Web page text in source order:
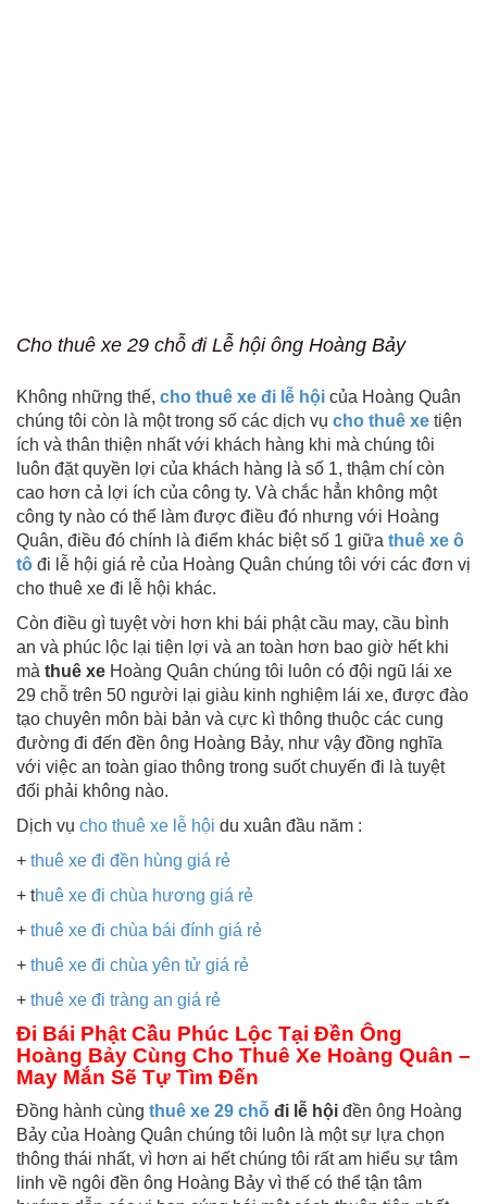
Cho thuê xe 29 chỗ đi Lễ hội ông Hoàng Bảy
Không những thế, cho thuê xe đi lễ hội của Hoàng Quân
chúng tôi còn là một trong số các dịch vụ cho thuê xe tiện
ích và thân thiện nhất với khách hàng khi mà chúng tôi
luôn đặt quyền lợi của khách hàng là số 1, thậm chí còn
cao hơn cả lợi ích của công ty. Và chắc hẳn không một
công ty nào có thể làm được điều đó nhưng với Hoàng
Quân, điều đó chính là điểm khác biệt số 1 giữa thuê xe ô
tô đi lễ hội giá rẻ của Hoàng Quân chúng tôi với các đơn vị
cho thuê xe đi lễ hội khác.
Còn điều gì tuyệt vời hơn khi bái phật cầu may, cầu bình
an và phúc lộc lại tiện lợi và an toàn hơn bao giờ hết khi
mà thuê xe Hoàng Quân chúng tôi luôn có đội ngũ lái xe
29 chỗ trên 50 người lại giàu kinh nghiệm lái xe, được đào
tạo chuyên môn bài bản và cực kì thông thuộc các cung
đường đi đến đền ông Hoàng Bảy, như vậy đồng nghĩa
với việc an toàn giao thông trong suốt chuyến đi là tuyệt
đối phải không nào.
Dịch vụ cho thuê xe lễ hội du xuân đầu năm :
+ thuê xe đi đền hùng giá rẻ
+ thuê xe đi chùa hương giá rẻ
+ thuê xe đi chùa bái đính giá rẻ
+ thuê xe đi chùa yên tử giá rẻ
+ thuê xe đi tràng an giá rẻ
Đi Bái Phật Cầu Phúc Lộc Tại Đền Ông
Hoàng Bảy Cùng Cho Thuê Xe Hoàng Quân –
May Mắn Sẽ Tự Tìm Đến
Đồng hành cùng thuê xe 29 chỗ đi lễ hội đền ông Hoàng
Bảy của Hoàng Quân chúng tôi luôn là một sự lựa chọn
thông thái nhất, vì hơn ai hết chúng tôi rất am hiểu sự tâm
linh về ngôi đền ông Hoàng Bảy vì thế có thể tận tâm